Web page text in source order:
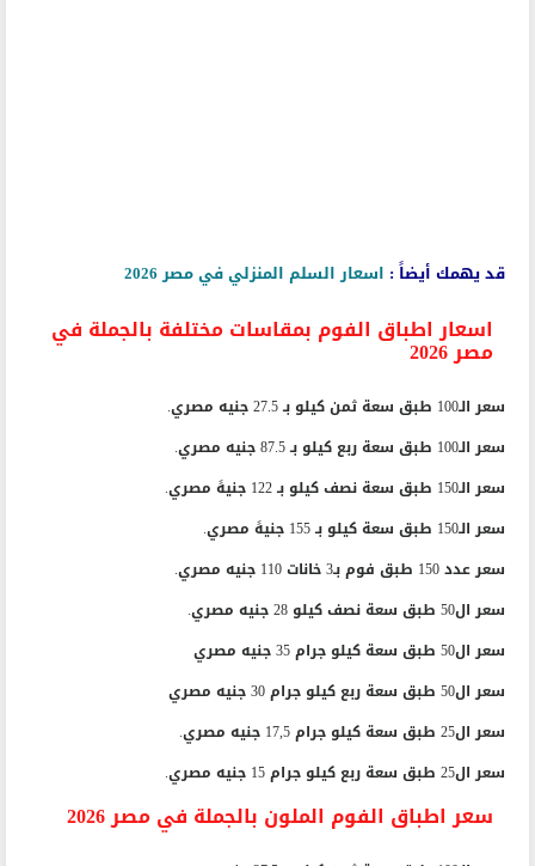
قد يهمك أيضاً : اسعار السلم المنزلي في مصر 2026
اسعار اطباق الفوم بمقاسات مختلفة بالجملة في
مصر 2026
سعر الـ100 طبق سعة ثمن كيلو بـ 27.5 جنيه مصري.
سعر الـ100 طبق سعة ربع كيلو بـ 87.5 جنيه مصري.
سعر الـ150 طبق سعة نصف كيلو بـ 122 جنيهً مصري.
سعر الـ150 طبق سعة كيلو بـ 155 جنيهً مصري.
سعر عدد 150 طبق فوم بـ3 خانات 110 جنيه مصري.
سعر ال50 طبق سعة نصف كيلو 28 جنيه مصري.
سعر ال50 طبق سعة كيلو جرام 35 جنيه مصري
سعر ال50 طبق سعة ربع كيلو جرام 30 جنيه مصري
سعر ال25 طبق سعة كيلو جرام 17,5 جنيه مصري.
سعر ال25 طبق سعة ربع كيلو جرام 15 جنيه مصري.
سعر اطباق الفوم الملون بالجملة في مصر 2026